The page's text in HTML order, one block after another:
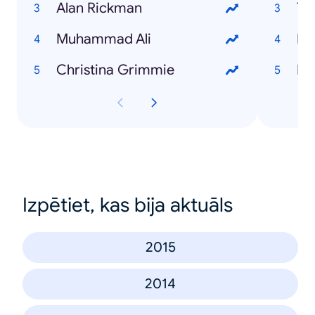
Alan Rickman
Muhammad Ali
Christina Grimmie
Izpētiet, kas bija aktuāls
2015
2014